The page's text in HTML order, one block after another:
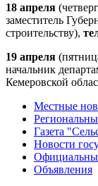
18 апреля
заместитель
строительству),
19 апреля
начальник
Кемеровской
Местные
Газета
Новости
Объявления